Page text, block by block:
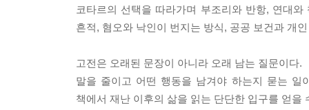
1절. 세상이 답하지 않을 때 생기는 감각
2절. 희망 대신 깨어 있음이라는 태도
4절. 카뮈 사상의 가장 단단한 문장들
8장. 격리와 봉쇄가 남기는 마음의 흔적
코타르의 선택을 따라가며 부조리와 반항, 연대
흔적, 혐오와 낙인이 번지는 방식, 공공 보건과 개
고전은 오래된 문장이 아니라 오래 남는 질문이다
말을 줄이고 어떤 행동을 남겨야 하는지 묻는
책에서 재난 이후의 삶을 읽는 단단한 입구를 얻을